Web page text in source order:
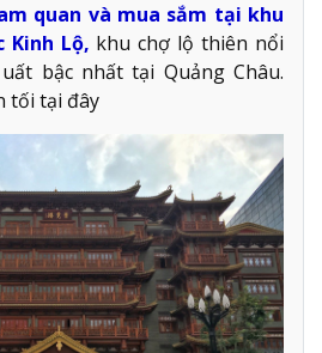
quan và mua sắm tại khu
Kinh Lộ, khu chợ lộ thiên nổi
bậc nhất tại Quảng Châu.
tối tại đây